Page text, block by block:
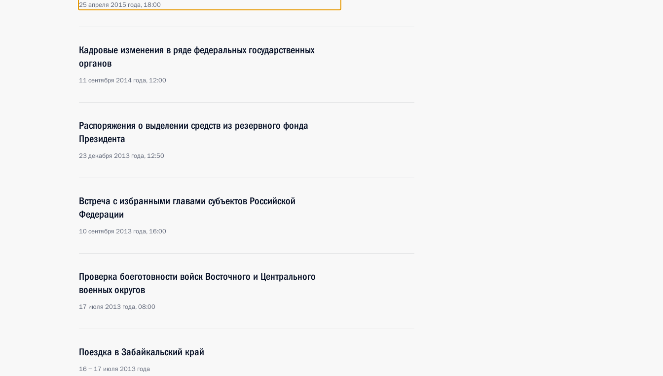
25 апреля 2015 года, 18:00
Кадровые изменения в ряде федеральных государственных
органов
11 сентября 2014 года, 12:00
Распоряжения о выделении средств из резервного фонда
Президента
23 декабря 2013 года, 12:50
Встреча с избранными главами субъектов Российской
Федерации
10 сентября 2013 года, 16:00
Проверка боеготовности войск Восточного и Центрального
военных округов
17 июля 2013 года, 08:00
Поездка в Забайкальский край
16 − 17 июля 2013 года